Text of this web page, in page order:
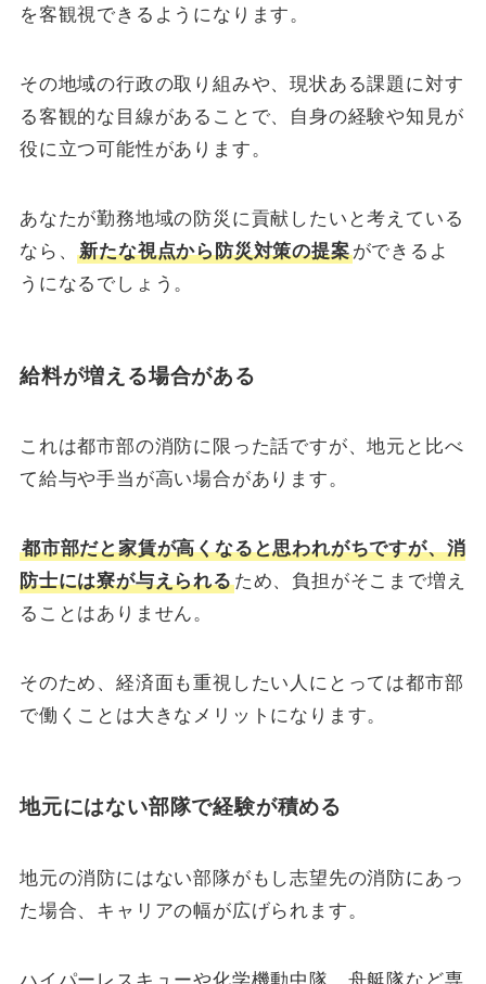
を客観視できるようになります。
その地域の行政の取り組みや、現状ある課題に対す
る客観的な目線があることで、自身の経験や知見が
役に立つ可能性があります。
あなたが勤務地域の防災に貢献したいと考えている
なら、新たな視点から防災対策の提案ができるよ
うになるでしょう。
給料が増える場合がある
これは都市部の消防に限った話ですが、地元と比べ
て給与や手当が高い場合があります。
都市部だと家賃が高くなると思われがちですが、消
防士には寮が与えられるため、負担がそこまで増え
ることはありません。
そのため、経済面も重視したい人にとっては都市部
で働くことは大きなメリットになります。
地元にはない部隊で経験が積める
地元の消防にはない部隊がもし志望先の消防にあっ
た場合、キャリアの幅が広げられます。